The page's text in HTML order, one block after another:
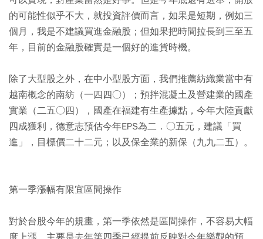
的可能性似乎不大，就投資評價而言，如果是短期，例如三
個月，我是不建議買進金融股；但如果把時間拉長到三至五
年，目前的金融股確實是一個好的進貨時機。
除了大型股之外，在中小型股方面，我們推薦紡織業當中有
越南概念的南紡（一四四○）；預拌混凝土及營建業的國產
實業（二五○四），國產在福建有生產據點，今年大陸貢獻
四成獲利，德意志預估今年EPS為二．○五元，建議「買
進」，目標價二十二元；以及保全業的新保（九九二五）。
第一季漲幅有限宜區間操作
對於台股今年的規畫，第一季依然是區間操作，不容易大幅